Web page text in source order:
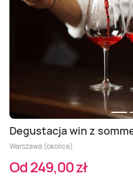
Degustacja win z
Warszawa (okolice)
Od 249,00 zł